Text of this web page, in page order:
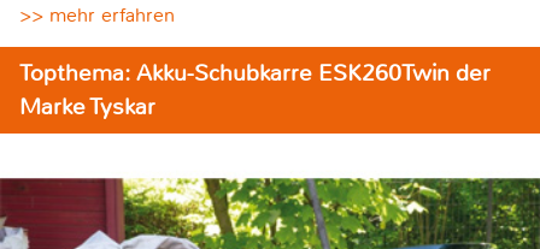
>> mehr erfahren
Topthema: Akku-Schubkarre ESK260Twin der
Marke Tyskar